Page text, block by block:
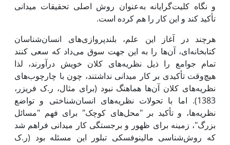
و نگاه کلیت‌گرایانه به‌عنوان روش اصلی تحقیقات میدانی
تأکید کند و ‌این کار را هم کرده است.
هرچند در آغاز ‌این علم، بلندپروازی‌های انسان‌شناسان
کتابخانه‌ای، آن‌ها را به ‌این جهت سوق می‌داد که سعی کنند
تمام جوامع را ذیل نظریه‌‌های کلان خویش درآورند، لذا
هیچ‌وقت تأکیدی بر کار میدانی نداشتند، چون با چارچوب‌های
نظریه‌های کلان آن‌ها هماهنگ نبود (برای مثال، ر.ک فریزر،
1383). اما با تحولات نظریه‌های انسان‌شناختی و تواضع
نظریه‌ها، و تأکید بر "محل‌های کوچک" برای فهم "مسائل
بزرگ"، زمینه برای ظهور و برجستگی کار میدانی فراهم شد
که روش‌شناسی مالینوفسکی تبلور ‌این مسئله بود (ر.ک